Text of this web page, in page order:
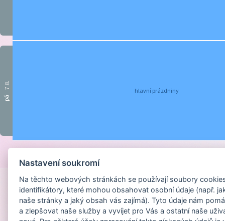
pá
7.8.
hlavní prázdniny
Nastavení soukromí
Na těchto webových stránkách se používají soubory
identifikátory, které mohou obsahovat osobní údaje (např.
naše stránky a jaký obsah vás zajímá). Tyto údaje nám
a zlepšovat naše služby a vyvíjet pro Vás a ostatní naše